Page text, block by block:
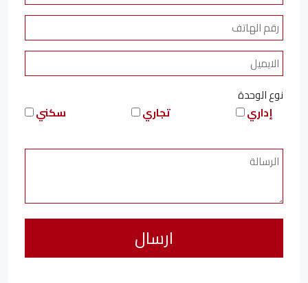
نوع الوحدة
سكني
تجاري إداري